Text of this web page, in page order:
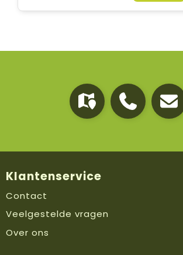
Klantenservice
Contact
Veelgestelde vragen
Over ons